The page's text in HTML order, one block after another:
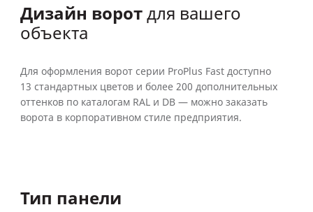
Дизайн воротдля вашего
объекта
Для оформления ворот серии ProPlus Fast доступно
13 стандартных цветов и более 200 дополнительных
оттенков по каталогам RAL и DB — можно заказать
ворота в корпоративном стиле предприятия.
Тип панели